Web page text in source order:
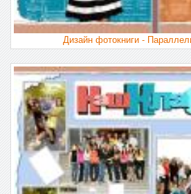
Дизайн фотокниги -